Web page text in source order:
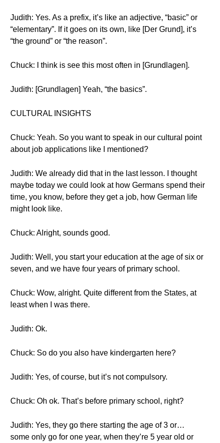
Judith: Yes. As a prefix, it’s like an adjective, “basic” or
“elementary”. If it goes on its own, like [Der Grund], it’s
“the ground” or “the reason”.
Chuck: I think is see this most often in [Grundlagen].
Judith: [Grundlagen] Yeah, “the basics”.
CULTURAL INSIGHTS
Chuck: Yeah. So you want to speak in our cultural point
about job applications like I mentioned?
Judith: We already did that in the last lesson. I thought
maybe today we could look at how Germans spend their
time, you know, before they get a job, how German life
might look like.
Chuck: Alright, sounds good.
Judith: Well, you start your education at the age of six or
seven, and we have four years of primary school.
Chuck: Wow, alright. Quite different from the States, at
least when I was there.
Judith: Ok.
Chuck: So do you also have kindergarten here?
Judith: Yes, of course, but it’s not compulsory.
Chuck: Oh ok. That’s before primary school, right?
Judith: Yes, they go there starting the age of 3 or…
some only go for one year, when they’re 5 year old or